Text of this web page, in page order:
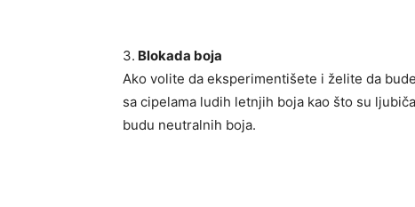
3. Blokada boja
Ako volite da eksperimentišete i želite da
sa cipelama ludih letnjih boja kao što su
budu neutralnih boja.